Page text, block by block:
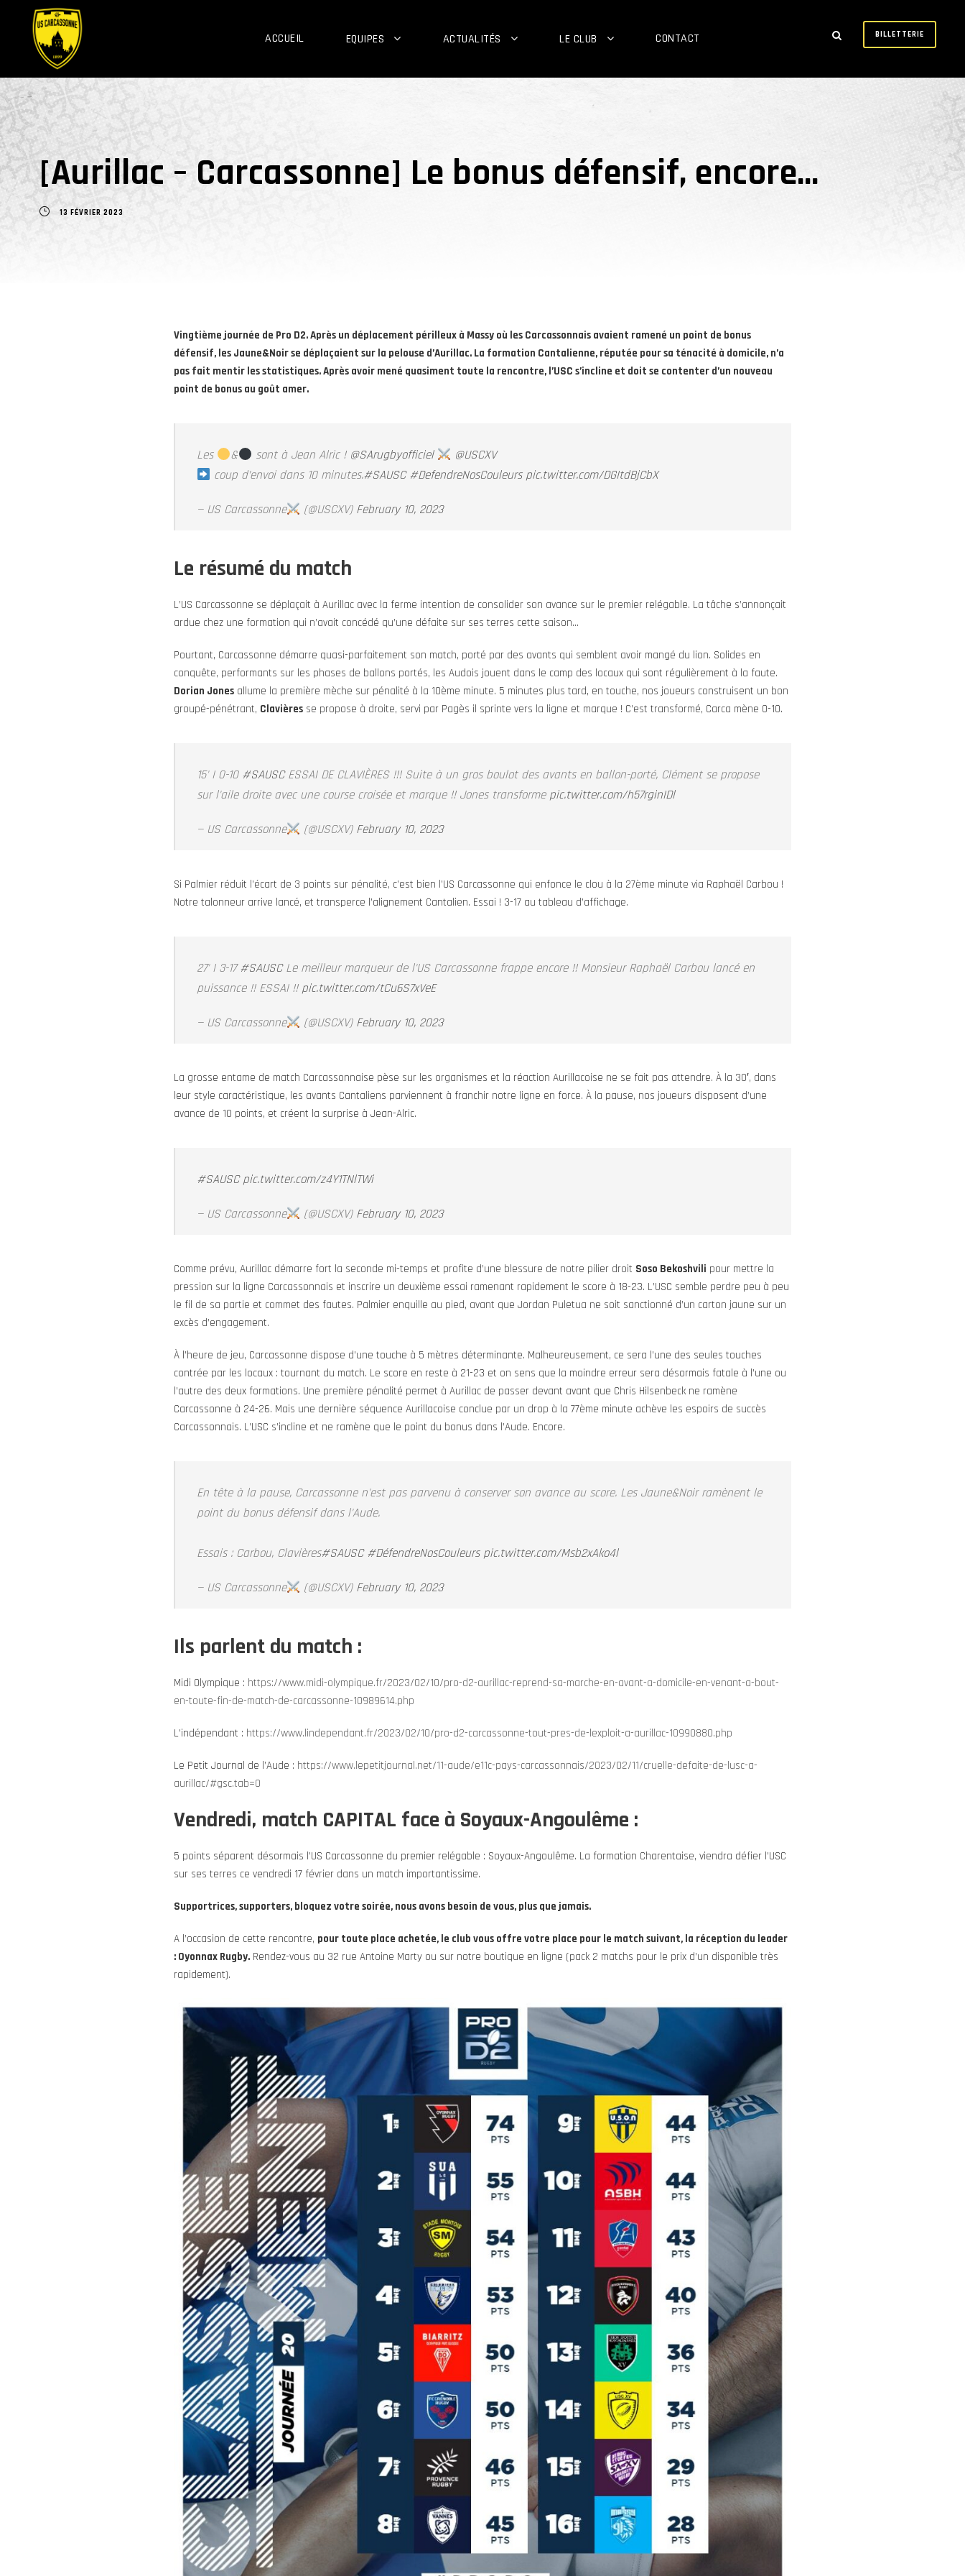
ACCUEIL EQUIPES ACTUALITÉS LE CLUB CONTACT BILLETTERIE
[Aurillac – Carcassonne] Le bonus défensif, encore…
13 FÉVRIER 2023
Vingtième journée de Pro D2. Après un déplacement périlleux à Massy où les Carcassonnais avaient ramené un point de bonus
défensif, les Jaune&Noir se déplaçaient sur la pelouse d’Aurillac. La formation Cantalienne, réputée pour sa ténacité à domicile, n’a
pas fait mentir les statistiques. Après avoir mené quasiment toute la rencontre, l’USC s’incline et doit se contenter d’un nouveau
point de bonus au goût amer.
Les & sont à Jean Alric ! @SArugbyofficiel
@USCXV
coup d’envoi dans 10 minutes.#SAUSC #DefendreNosCouleurs pic.twitter.com/DGItdBjCbX
— US Carcassonne (@USCXV) February 10, 2023
Le résumé du match
L’US Carcassonne se déplaçait à Aurillac avec la ferme intention de consolider son avance sur le premier relégable. La tâche s’annonçait
ardue chez une formation qui n’avait concédé qu’une défaite sur ses terres cette saison…
Pourtant, Carcassonne démarre quasi-parfaitement son match, porté par des avants qui semblent avoir mangé du lion. Solides en
conquête, performants sur les phases de ballons portés, les Audois jouent dans le camp des locaux qui sont régulièrement à la faute.
Dorian Jones allume la première mèche sur pénalité à la 10ème minute. 5 minutes plus tard, en touche, nos joueurs construisent un bon
groupé-pénétrant, Clavières se propose à droite, servi par Pagès il sprinte vers la ligne et marque ! C’est transformé, Carca mène 0-10.
15' I 0-10 #SAUSCESSAI DE CLAVIÈRES !!! Suite à un gros boulot des avants en ballon-porté, Clément se propose
sur l'aile droite avec une course croisée et marque !! Jones transforme pic.twitter.com/h57rginIDl
— US Carcassonne (@USCXV) February 10, 2023
Si Palmier réduit l’écart de 3 points sur pénalité, c’est bien l’US Carcassonne qui enfonce le clou à la 27ème minute via Raphaël Carbou !
Notre talonneur arrive lancé, et transperce l’alignement Cantalien. Essai ! 3-17 au tableau d’affichage.
27' I 3-17#SAUSCLe meilleur marqueur de l'US Carcassonne frappe encore !! Monsieur Raphaël Carbou lancé en
puissance !! ESSAI !! pic.twitter.com/tCu6S7xVeE
— US Carcassonne (@USCXV) February 10, 2023
La grosse entame de match Carcassonnaise pèse sur les organismes et la réaction Aurillacoise ne se fait pas attendre. À la 30′, dans
leur style caractéristique, les avants Cantaliens parviennent à franchir notre ligne en force. À la pause, nos joueurs disposent d’une
avance de 10 points, et créent la surprise à Jean-Alric.
#SAUSC pic.twitter.com/z4Y1TNlTWi
— US Carcassonne (@USCXV) February 10, 2023
Comme prévu, Aurillac démarre fort la seconde mi-temps et profite d’une blessure de notre pilier droit Soso Bekoshvili pour mettre la
pression sur la ligne Carcassonnais et inscrire un deuxième essai ramenant rapidement le score à 18-23. L’USC semble perdre peu à peu
le fil de sa partie et commet des fautes. Palmier enquille au pied, avant que Jordan Puletua ne soit sanctionné d’un carton jaune sur un
excès d’engagement.
À l’heure de jeu, Carcassonne dispose d’une touche à 5 mètres déterminante. Malheureusement, ce sera l’une des seules touches
contrée par les locaux : tournant du match. Le score en reste à 21-23 et on sens que la moindre erreur sera désormais fatale à l’une ou
l’autre des deux formations. Une première pénalité permet à Aurillac de passer devant avant que Chris Hilsenbeck ne ramène
Carcassonne à 24-26. Mais une dernière séquence Aurillacoise conclue par un drop à la 77ème minute achève les espoirs de succès
Carcassonnais. L’USC s’incline et ne ramène que le point du bonus dans l’Aude. Encore.
En tête à la pause, Carcassonne n'est pas parvenu à conserver son avance au score. Les Jaune&Noir ramènent le
point du bonus défensif dans l'Aude.
Essais : Carbou, Clavières#SAUSC #DéfendreNosCouleurs pic.twitter.com/Msb2xAko4l
— US Carcassonne (@USCXV) February 10, 2023
Ils parlent du match :
Midi Olympique : https://www.midi-olympique.fr/2023/02/10/pro-d2-aurillac-reprend-sa-marche-en-avant-a-domicile-en-venant-a-bout-
en-toute-fin-de-match-de-carcassonne-10989614.php
L’indépendant : https://www.lindependant.fr/2023/02/10/pro-d2-carcassonne-tout-pres-de-lexploit-a-aurillac-10990880.php
Le Petit Journal de l’Aude : https://www.lepetitjournal.net/11-aude/e11c-pays-carcassonnais/2023/02/11/cruelle-defaite-de-lusc-a-
aurillac/#gsc.tab=0
Vendredi, match CAPITAL face à Soyaux-Angoulême :
5 points séparent désormais l’US Carcassonne du premier relégable : Soyaux-Angoulême. La formation Charentaise, viendra défier l’USC
sur ses terres ce vendredi 17 février dans un match importantissime.
Supportrices, supporters, bloquez votre soirée, nous avons besoin de vous, plus que jamais.
A l’occasion de cette rencontre, pour toute place achetée, le club vous offre votre place pour le match suivant, la réception du leader
: Oyonnax Rugby. Rendez-vous au 32 rue Antoine Marty ou sur notre boutique en ligne (pack 2 matchs pour le prix d’un disponible très
rapidement).